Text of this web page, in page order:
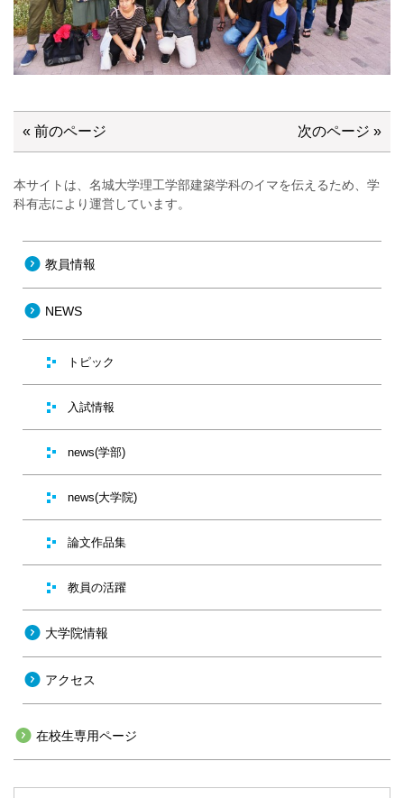
« 前のページ 次のページ »
本サイトは、名城大学理工学部建築学科のイマを伝えるため、学
科有志により運営しています。
教員情報
NEWS
トピック
入試情報
news(学部)
news(大学院)
論文作品集
教員の活躍
大学院情報
アクセス
在校生専用ページ